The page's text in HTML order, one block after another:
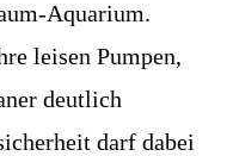
Aquarium.
leisen Pumpen,
deutlich
darf dabei